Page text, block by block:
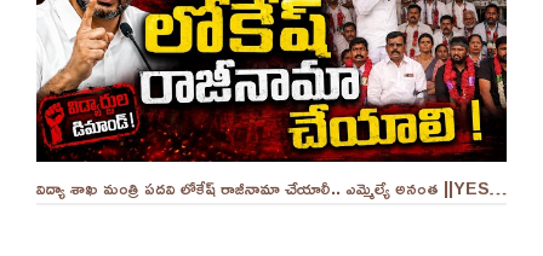
విద్యా శాఖ మంత్రి పదవి లోకేష్ రాజీనామా చేయాలీ.. ఎమ్మెల్యే అనంత ||YES 9TV